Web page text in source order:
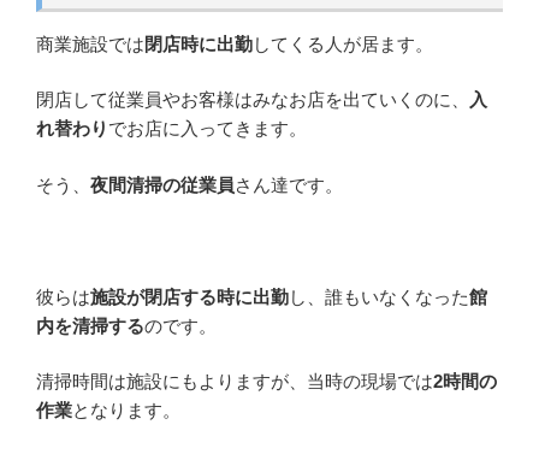
商業施設では閉店時に出勤してくる人が居ます。
閉店して従業員やお客様はみなお店を出ていくのに、
入
れ替わり でお店に入ってきます。
そう、 夜間清掃の従業員さん達です。
彼らは施設が閉店する時に出勤し、誰もいなくなった館
内を清掃するのです。
清掃時間は施設にもよりますが、当時の現場では2時間の
作業となります。